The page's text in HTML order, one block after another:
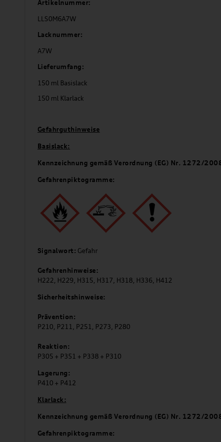
Artikelnummer:
LLS0M6A7W
Lacknummer:
A7W
Lieferumfang:
150 ml Basislack
150 ml Klarlack
Gefahrguthinweise
Basislack:
Kennzeichnung gemäß Verordnung (EG) Nr. 1272/
Gefahrenpiktogramme:
Signalwort: Gefahr
Gefahrenhinweise:
H222, H229, H315, H317, H318, H336, H412
Sicherheitshinweise:
Prävention:
P210, P211, P251, P273, P280
Reaktion:
P305 + P351 + P338 + P310
Lagerung:
P410 + P412
Klarlack:
Kennzeichnung gemäß Verordnung (EG) Nr. 1272/
Gefahrenpiktogramme: